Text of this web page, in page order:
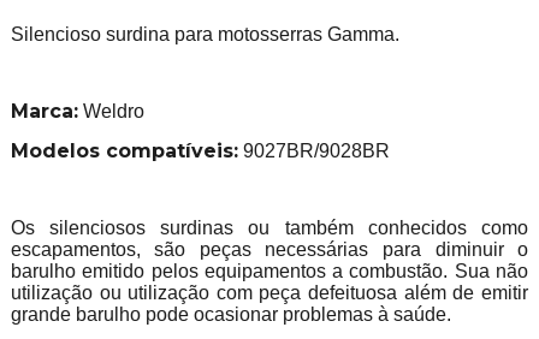
Silencioso surdina para motosserras Gamma.
Marca:Weldro
Modelos compatíveis:9027BR/9028BR
Os silenciosos surdinas ou também conhecidos como
escapamentos, são peças necessárias para diminuir o
barulho emitido pelos equipamentos a combustão. Sua não
utilização ou utilização com peça defeituosa além de emitir
grande barulho pode ocasionar problemas à saúde.